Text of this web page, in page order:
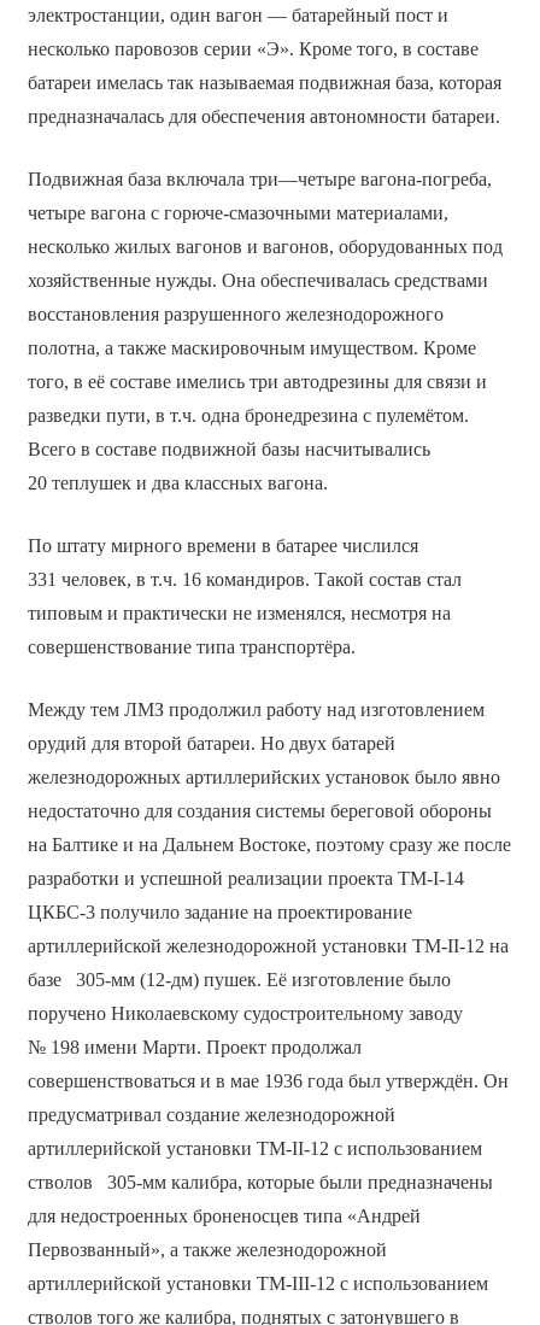
электростанции, один вагон — батарейный пост и
несколько паровозов серии «Э». Кроме того, в составе
батареи имелась так называемая подвижная база, которая
предназначалась для обеспечения автономности батареи.
Подвижная база включала три—четыре вагона-погреба,
четыре вагона с горюче-смазочными материалами,
несколько жилых вагонов и вагонов, оборудованных под
хозяйственные нужды. Она обеспечивалась средствами
восстановления разрушенного железнодорожного
полотна, а также маскировочным имуществом. Кроме
того, в её составе имелись три автодрезины для связи и
разведки пути, в т.ч. одна бронедрезина с пулемётом.
Всего в составе подвижной базы насчитывались
20 теплушек и два классных вагона.
По штату мирного времени в батарее числился
331 человек, в т.ч. 16 командиров. Такой состав стал
типовым и практически не изменялся, несмотря на
совершенствование типа транспортёра.
Между тем ЛМЗ продолжил работу над изготовлением
орудий для второй батареи. Но двух батарей
железнодорожных артиллерийских установок было явно
недостаточно для создания системы береговой обороны
на Балтике и на Дальнем Востоке, поэтому сразу же после
разработки и успешной реализации проекта ТМ-I-14
ЦКБС-3 получило задание на проектирование
артиллерийской железнодорожной установки ТМ-II-12 на
базе 305-мм (12-дм) пушек. Её изготовление было
поручено Николаевскому судостроительному заводу
№ 198 имени Марти. Проект продолжал
совершенствоваться и в мае 1936 года был утверждён. Он
предусматривал создание железнодорожной
артиллерийской установки TM-II-12 с использованием
стволов 305-мм калибра, которые были предназначены
для недостроенных броненосцев типа «Андрей
Первозванный», а также железнодорожной
артиллерийской установки TM-III-12 с использованием
стволов того же калибра, поднятых с затонувшего в